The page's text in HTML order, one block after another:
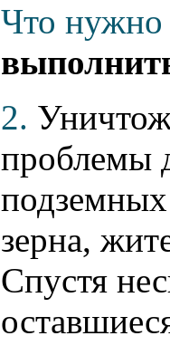
Что нужно
2.
проблемы
зерна,
Спустя